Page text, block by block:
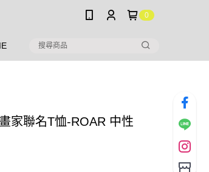
0
家聯名T恤-ROAR 中性